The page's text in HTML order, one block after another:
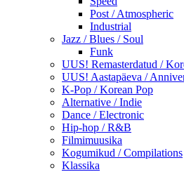
Post / Atmospheric
Industrial
Jazz / Blues / Soul
Funk
UUS! Remasterdatud /
UUS! Aastapäeva /
K-Pop / Korean Pop
Alternative / Indie
Dance / Electronic
Hip-hop / R&B
Filmimuusika
Kogumikud / Compilations
Klassika